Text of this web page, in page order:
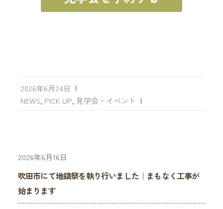
2026年6月24日
|
NEWS PICK UP 見学会・イベント |
2026年6月16日
吹田市にて地鎮祭を執り行いました｜まもなく工事が
始まります